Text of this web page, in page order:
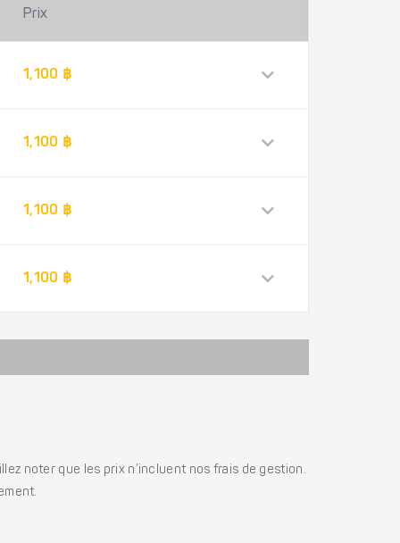
Prix
1,100 ฿
1,100 ฿
1,100 ฿
1,100 ฿
noter que les prix n’incluent nos frais de gestion.